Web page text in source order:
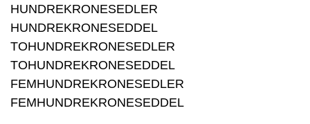
HUNDREKRONESEDLER
HUNDREKRONESEDDEL
TOHUNDREKRONESEDLER
TOHUNDREKRONESEDDEL
FEMHUNDREKRONESEDLER
FEMHUNDREKRONESEDDEL